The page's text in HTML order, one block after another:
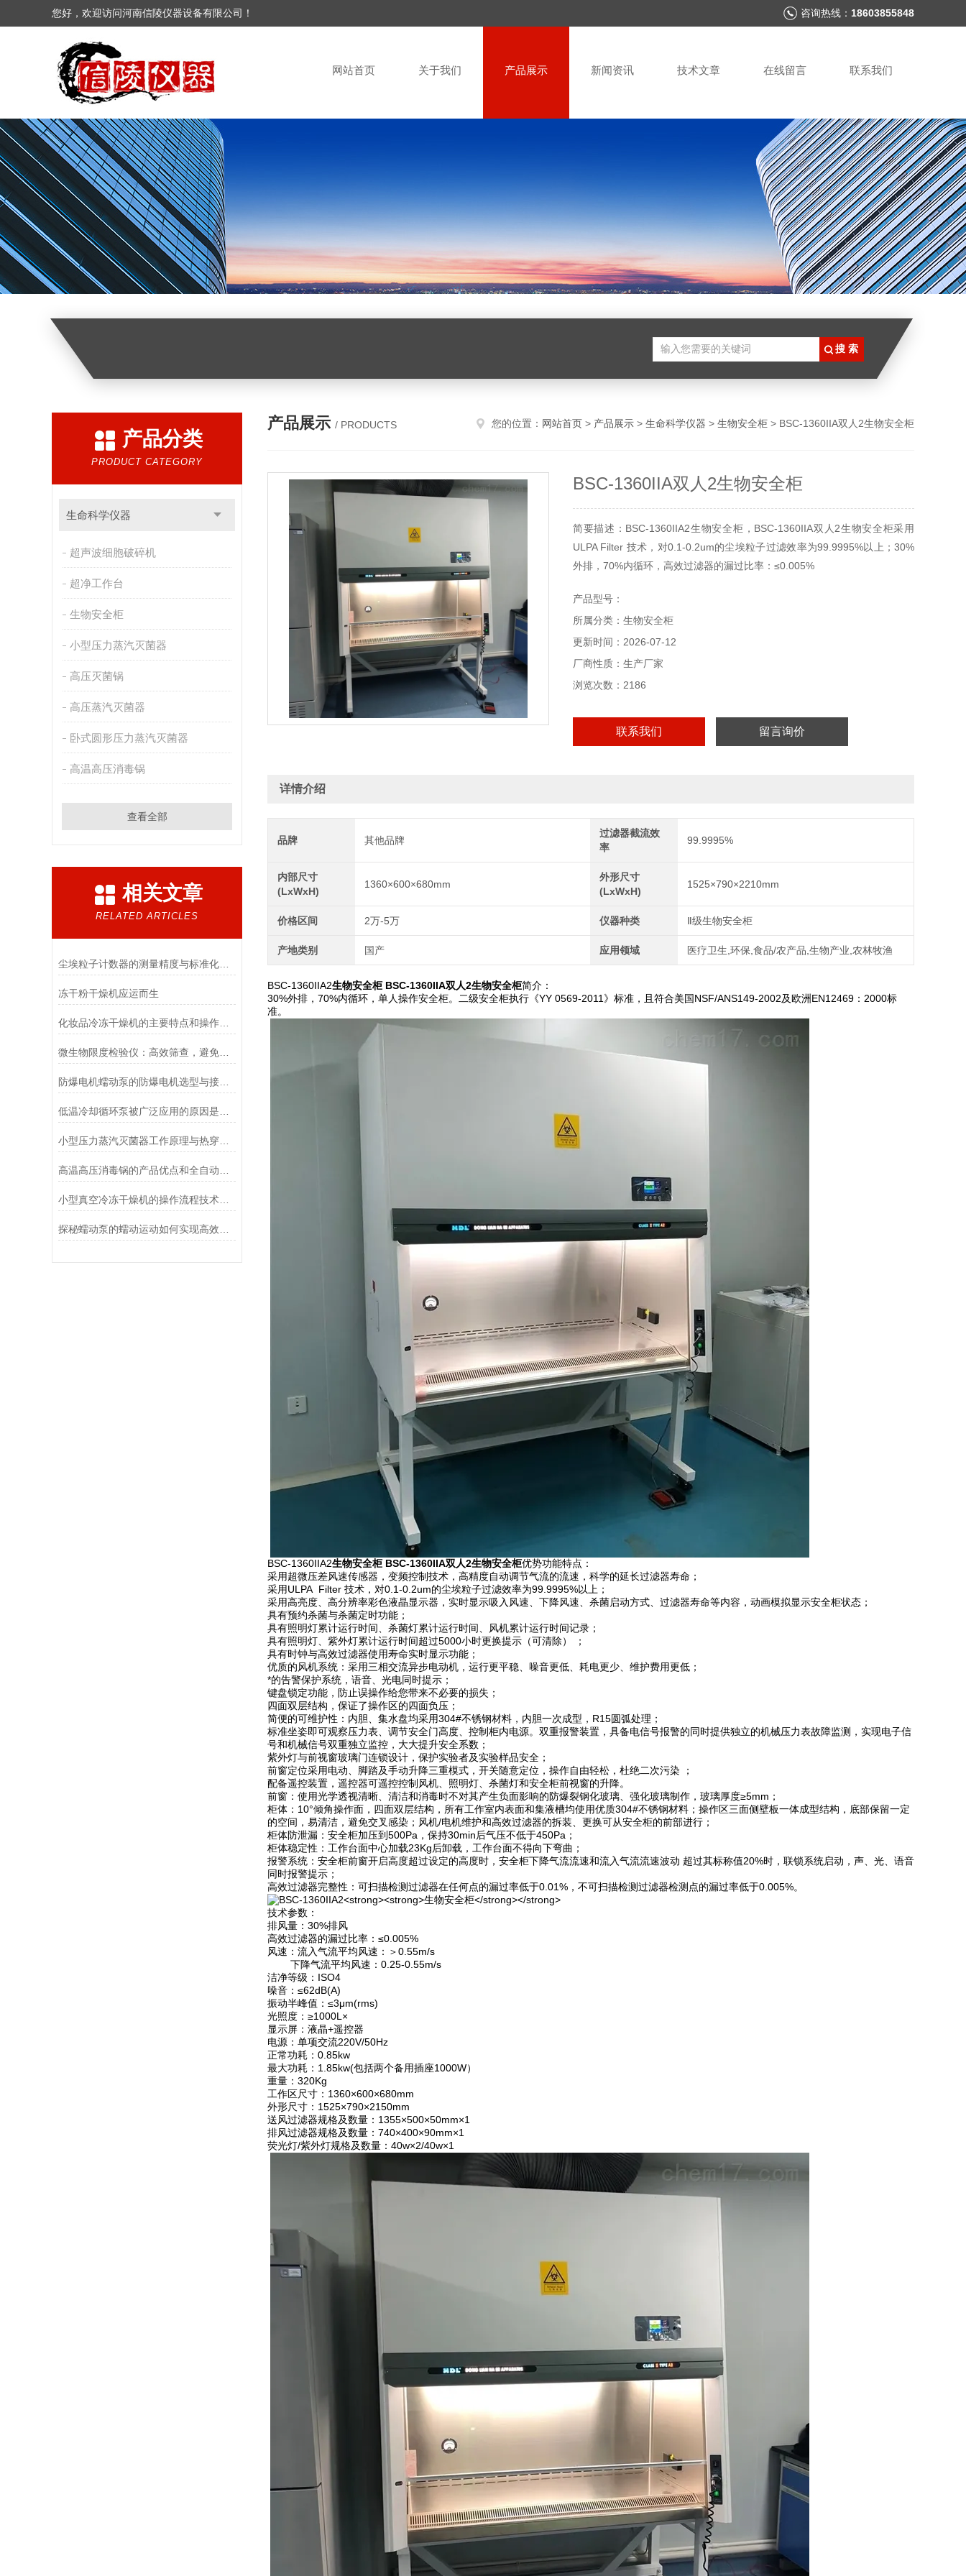
您好，欢迎访问河南信陵仪器设备有限公司！ 咨询热线： 18603855848
网站首页 关于我们 产品展示 新闻资讯 技术文章 在线留言 联系我们
产品分类
PRODUCT CATEGORY
生命科学仪器
超声波细胞破碎机
超净工作台
生物安全柜
小型压力蒸汽灭菌器
高压灭菌锅
高压蒸汽灭菌器
卧式圆形压力蒸汽灭菌器
高温高压消毒锅
查看全部
相关文章
RELATED ARTICLES
尘埃粒子计数器的测量精度与标准化方法
冻干粉干燥机应运而生
化妆品冷冻干燥机的主要特点和操作管理方法介绍
微生物限度检验仪：高效筛查，避免产品微生物污染
防爆电机蠕动泵的防爆电机选型与接线要求
小型压力蒸汽灭菌器工作原理与热穿透性分析
小型真空冷冻干燥机的操作流程技术详解
产品展示 / PRODUCTS 您的位置： 网站首页 > 产品展示 > 生命科学仪器 > 生物安全柜 > BSC-1360IIA双人2生物安全柜
BSC-1360IIA双人2生物安全柜
简要描述：BSC-1360IIA2生物安全柜，BSC-1360IIA双人2生物安全柜采用
ULPA Filter 技术，对0.1-0.2um的尘埃粒子过滤效率为99.9995%以上；30%
外排，70%内循环，高效过滤器的漏过比率：≤0.005%
产品型号：
所属分类：生物安全柜
更新时间：2026-07-12
厂商性质：生产厂家
浏览次数：2186
联系我们 留言询价
详情介绍
品牌 其他品牌
过滤器截流效
率
99.9995%
内部尺寸
(LxWxH)
1360×600×680mm
外形尺寸
(LxWxH)
1525×790×2210mm
价格区间 2万-5万 仪器种类 Ⅱ级生物安全柜
产地类别 国产 应用领域 医疗卫生,环保,食品/农产品,生物产业,农林牧渔
BSC-1360IIA2生物安全柜 BSC-1360IIA双人2生物安全柜简介：
30%外排，70%内循环，单人操作安全柜。二级安全柜执行《YY 0569-2011》标准，且符合美国NSF/ANS149-2002及欧洲EN12469：2000标
准。
BSC-1360IIA2生物安全柜 BSC-1360IIA双人2生物安全柜优势功能特点：
采用超微压差风速传感器，变频控制技术，高精度自动调节气流的流速，科学的延长过滤器寿命；
采用ULPA Filter 技术，对0.1-0.2um的尘埃粒子过滤效率为99.9995%以上；
采用高亮度、高分辨率彩色液晶显示器，实时显示吸入风速、下降风速、杀菌启动方式、过滤器寿命等内容，动画模拟显示安全柜状态；
具有预约杀菌与杀菌定时功能；
具有照明灯累计运行时间、杀菌灯累计运行时间、风机累计运行时间记录；
具有照明灯、紫外灯累计运行时间超过5000小时更换提示（可清除） ；
具有时钟与高效过滤器使用寿命实时显示功能；
优质的风机系统：采用三相交流异步电动机，运行更平稳、噪音更低、耗电更少、维护费用更低；
*的告警保护系统，语音、光电同时提示；
键盘锁定功能，防止误操作给您带来不必要的损失；
四面双层结构，保证了操作区的四面负压；
简便的可维护性：内胆、集水盘均采用304#不锈钢材料，内胆一次成型，R15圆弧处理；
标准坐姿即可观察压力表、调节安全门高度、控制柜内电源。双重报警装置，具备电信号报警的同时提供独立的机械压力表故障监测，实现电子信
号和机械信号双重独立监控，大大提升安全系数；
紫外灯与前视窗玻璃门连锁设计，保护实验者及实验样品安全；
前窗定位采用电动、脚踏及手动升降三重模式，开关随意定位，操作自由轻松，杜绝二次污染 ；
配备遥控装置，遥控器可遥控控制风机、照明灯、杀菌灯和安全柜前视窗的升降。
前窗：使用光学透视清晰、清洁和消毒时不对其产生负面影响的防爆裂钢化玻璃、强化玻璃制作，玻璃厚度≥5mm；
柜体：10°倾角操作面，四面双层结构，所有工作室内表面和集液槽均使用优质304#不锈钢材料；操作区三面侧壁板一体成型结构，底部保留一定
的空间，易清洁，避免交叉感染；风机/电机维护和高效过滤器的拆装、更换可从安全柜的前部进行；
柜体防泄漏：安全柜加压到500Pa，保持30min后气压不低于450Pa；
柜体稳定性：工作台面中心加载23Kg后卸载，工作台面不得向下弯曲；
报警系统：安全柜前窗开启高度超过设定的高度时，安全柜下降气流流速和流入气流流速波动 超过其标称值20%时，联锁系统启动，声、光、语音
同时报警提示；
高效过滤器完整性：可扫描检测过滤器在任何点的漏过率低于0.01%，不可扫描检测过滤器检测点的漏过率低于0.005%。
技术参数：
排风量：30%排风
高效过滤器的漏过比率：≤0.005%
风速：流入气流平均风速：＞0.55m/s
下降气流平均风速：0.25-0.55m/s
洁净等级：ISO4
噪音：≤62dB(A)
振动半峰值：≤3μm(rms)
光照度：≥1000L×
显示屏：液晶+遥控器
电源：单项交流220V/50Hz
正常功耗：0.85kw
最大功耗：1.85kw(包括两个备用插座1000W）
重量：320Kg
工作区尺寸：1360×600×680mm
外形尺寸：1525×790×2150mm
送风过滤器规格及数量：1355×500×50mm×1
排风过滤器规格及数量：740×400×90mm×1
荧光灯/紫外灯规格及数量：40w×2/40w×1